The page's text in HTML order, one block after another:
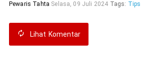
Pewaris Tahta Selasa, 09 Juli 2024 Tags: Tips
Lihat Komentar